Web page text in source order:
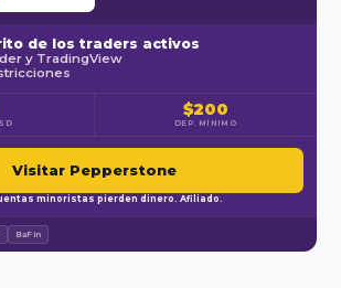
de los traders activos
y TradingView
$200
DEP. MÍNIMO
Visitar Pepperstone
minoristas pierden dinero. Afiliado.
BaFin